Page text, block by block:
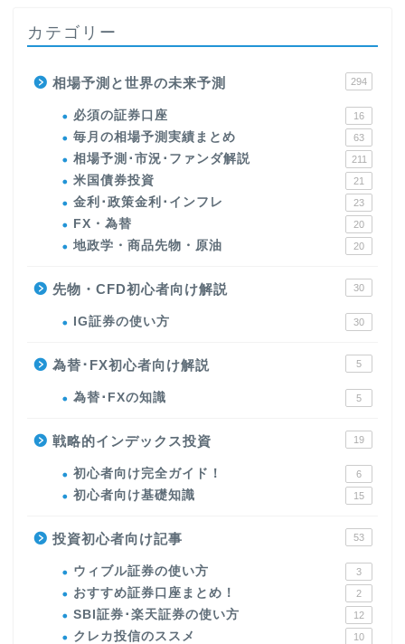
カテゴリー
相場予測と世界の未来予測 294
必須の証券口座 16
毎月の相場予測実績まとめ 63
相場予測･市況･ファンダ解説 211
米国債券投資 21
金利･政策金利･インフレ 23
FX・為替 20
地政学・商品先物・原油 20
先物・CFD初心者向け解説 30
IG証券の使い方 30
為替･FX初心者向け解説 5
為替･FXの知識 5
戦略的インデックス投資 19
初心者向け完全ガイド！ 6
初心者向け基礎知識 15
投資初心者向け記事 53
ウィブル証券の使い方 3
おすすめ証券口座まとめ！ 2
SBI証券･楽天証券の使い方 12
クレカ投信のススメ 10